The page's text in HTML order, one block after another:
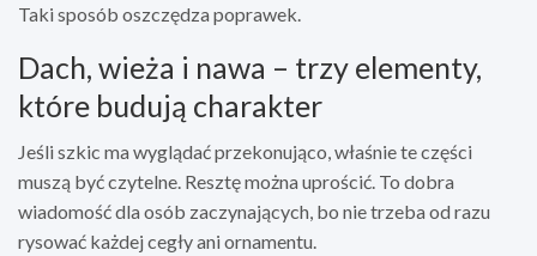
Taki sposób oszczędza poprawek.
Dach, wieża i nawa – trzy elementy,
które budują charakter
Jeśli szkic ma wyglądać przekonująco, właśnie te części
muszą być czytelne. Resztę można uprościć. To dobra
wiadomość dla osób zaczynających, bo nie trzeba od razu
rysować każdej cegły ani ornamentu.